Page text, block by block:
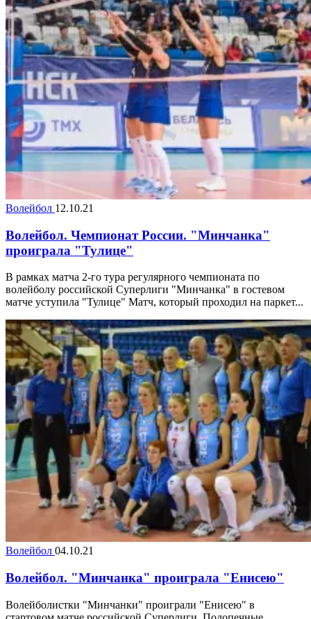
Волейбол 12.10.21
Волейбол. Чемпионат России. "Минчанка"
проиграла "Тулице"
В рамках матча 2-го тура регулярного чемпионата по
волейболу российской Суперлиги "Минчанка" в гостевом
матче уступила "Тулице" Матч, который проходил на паркет...
Волейбол 04.10.21
Волейбол. "Минчанка" проиграла "Енисею"
Волейболистки "Минчанки" проиграли "Енисею" в